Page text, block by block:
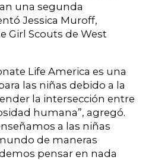
una segunda
Jessica Muroff,
Girl Scouts de West
Life America es una
las niñas debido a la
la intersección entre
humana”, agregó.
a las niñas
de maneras
pensar en nada